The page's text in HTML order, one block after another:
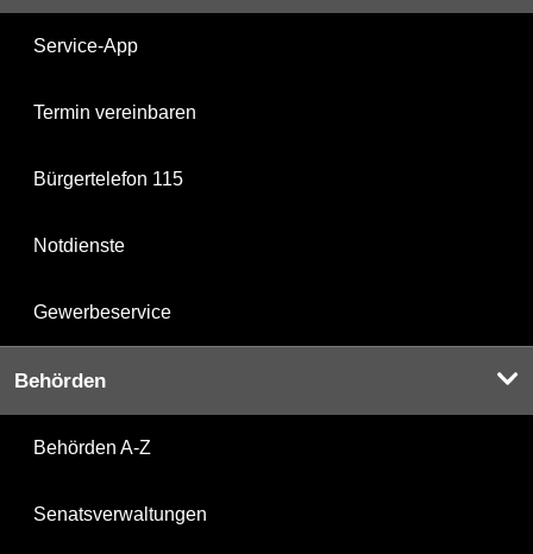
Service-App
Termin vereinbaren
Bürgertelefon 115
Notdienste
Gewerbeservice
Behörden
Behörden A-Z
Senatsverwaltungen